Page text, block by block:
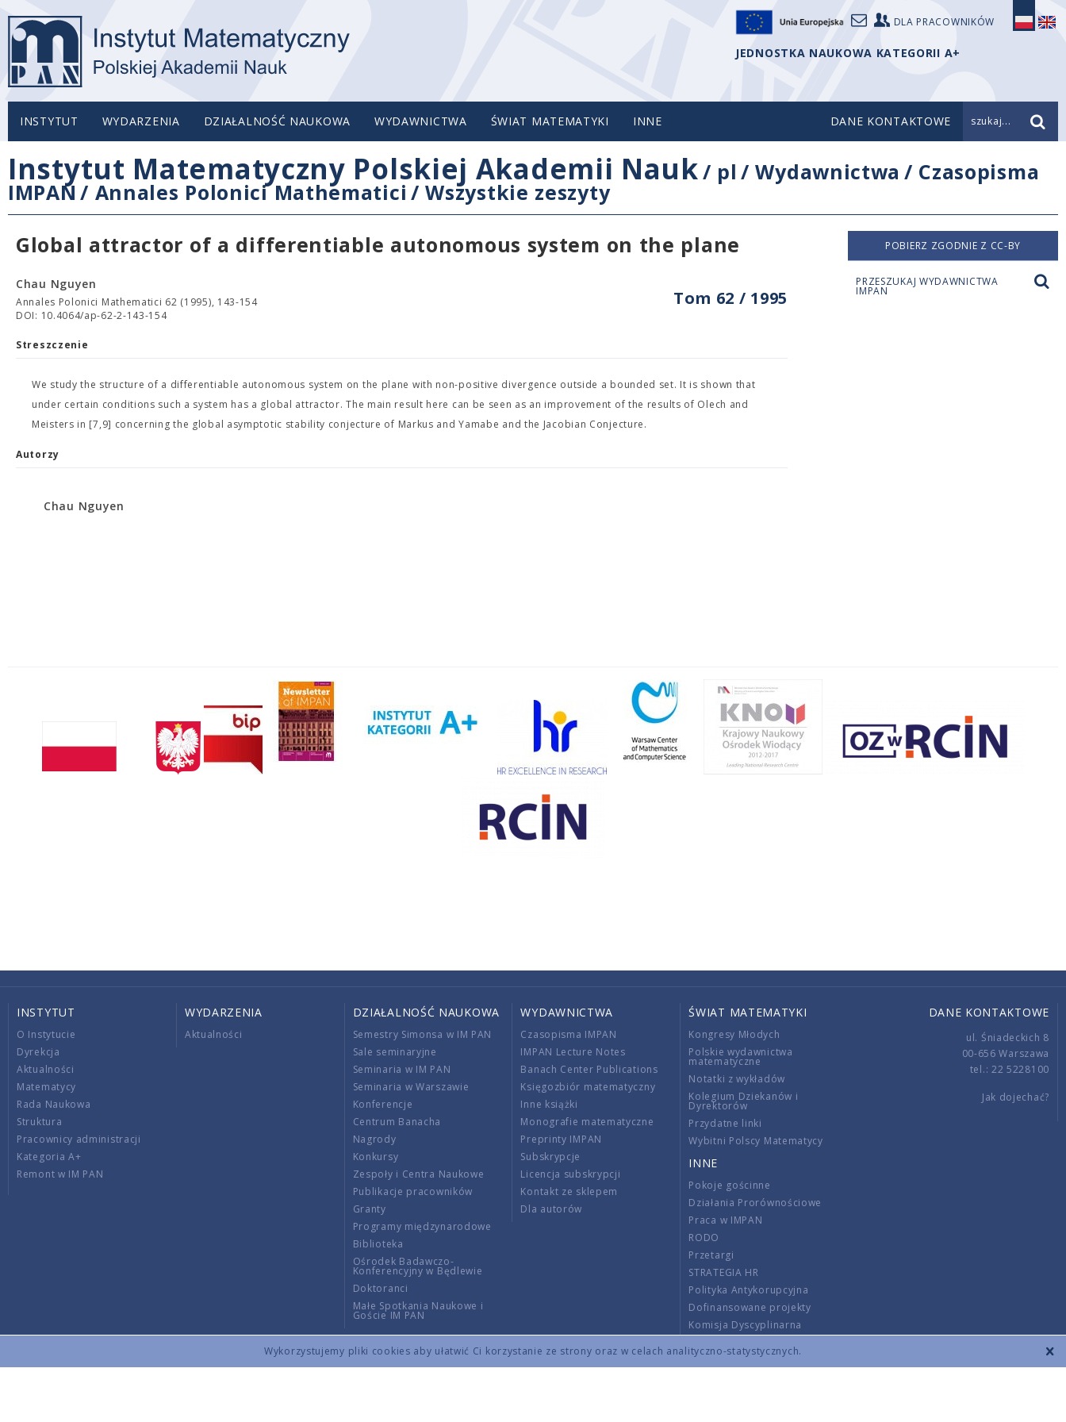
Wykorzystujemy pliki cookies aby ułatwić Ci korzystanie ze strony oraz w celach analityczno-statystycznych.
DLA PRACOWNIKÓW
JEDNOSTKA NAUKOWA KATEGORII A+
INSTYTUT WYDARZENIA DZIAŁALNOŚĆ NAUKOWA WYDAWNICTWA ŚWIAT MATEMATYKI INNE DANE KONTAKTOWE szukaj...
Instytut Matematyczny Polskiej Akademii Nauk/ pl /Wydawnictwa / Czasopisma
IMPAN / Annales Polonici Mathematici /Wszystkie zeszyty
Global attractor of a differentiable autonomous system on the plane
Tom 62 / 1995
Chau Nguyen
Annales Polonici Mathematici 62 (1995), 143-154
DOI: 10.4064/ap-62-2-143-154
Streszczenie
We study the structure of a differentiable autonomous system on the plane with non-positive divergence outside a bounded set. It is shown that
under certain conditions such a system has a global attractor. The main result here can be seen as an improvement of the results of Olech and
Meisters in [7,9] concerning the global asymptotic stability conjecture of Markus and Yamabe and the Jacobian Conjecture.
Autorzy
Chau Nguyen
POBIERZ ZGODNIE Z CC-BY
PRZESZUKAJ WYDAWNICTWA
IMPAN
INSTYTUT
O Instytucie
Dyrekcja
Aktualności
Matematycy
Rada Naukowa
Struktura
Pracownicy administracji
Kategoria A+
Remont w IM PAN
WYDARZENIA
Aktualności
DZIAŁALNOŚĆ NAUKOWA
Semestry Simonsa w IM PAN
Sale seminaryjne
Seminaria w IM PAN
Seminaria w Warszawie
Konferencje
Centrum Banacha
Nagrody
Konkursy
Zespoły i Centra Naukowe
Publikacje pracowników
Granty
Programy międzynarodowe
Biblioteka
Ośrodek Badawczo-
Konferencyjny w Będlewie
Doktoranci
Małe Spotkania Naukowe i
Goście IM PAN
WYDAWNICTWA
Czasopisma IMPAN
IMPAN Lecture Notes
Banach Center Publications
Księgozbiór matematyczny
Inne książki
Monografie matematyczne
Preprinty IMPAN
Subskrypcje
Licencja subskrypcji
Kontakt ze sklepem
Dla autorów
ŚWIAT MATEMATYKI
Kongresy Młodych
Polskie wydawnictwa
matematyczne
Notatki z wykładów
Kolegium Dziekanów i
Dyrektorów
Przydatne linki
Wybitni Polscy Matematycy
INNE
Pokoje gościnne
Działania Prorównościowe
Praca w IMPAN
RODO
Przetargi
STRATEGIA HR
Polityka Antykorupcyjna
Dofinansowane projekty
Komisja Dyscyplinarna
Wnoszenie opłat
DANE KONTAKTOWE
ul. Śniadeckich 8
00-656 Warszawa
tel.: 22 5228100
Jak dojechać?